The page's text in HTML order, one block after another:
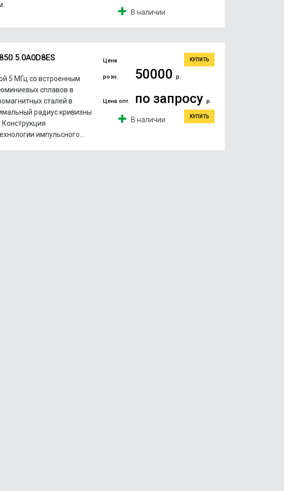
В наличии
5.0A0D8ES
5 МГц со встроенным
сплавов в
сталей в
радиус кривизны
импульсного...
Цена
розн. 50000 р.
КУПИТЬ
Цена опт. по запросу р.
КУПИТЬ
В наличии